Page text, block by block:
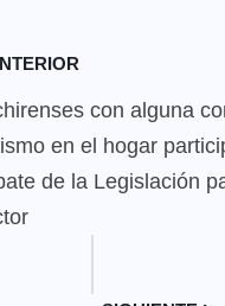
con alguna
en el hogar
de la Legislación